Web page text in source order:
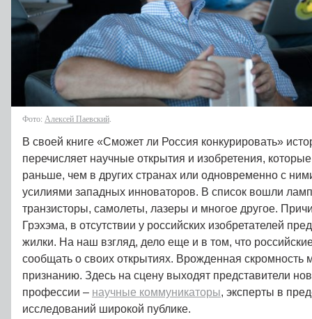
Фото: Алексей Паевский
В своей книге «Сможет ли Россия конкурировать»
перечисляет научные открытия и изобретения,
раньше, чем в других странах или одновременно с
усилиями западных инноваторов. В список вошли
транзисторы, самолеты, лазеры и многое другое.
Грэхэма, в отсутствии у российских изобретателей
жилки. На наш взгляд, дело еще и в том, что
сообщать о своих открытиях. Врожденная скромность
признанию. Здесь на сцену выходят представители
профессии – научные коммуникаторы, эксперты в
исследований широкой публике.